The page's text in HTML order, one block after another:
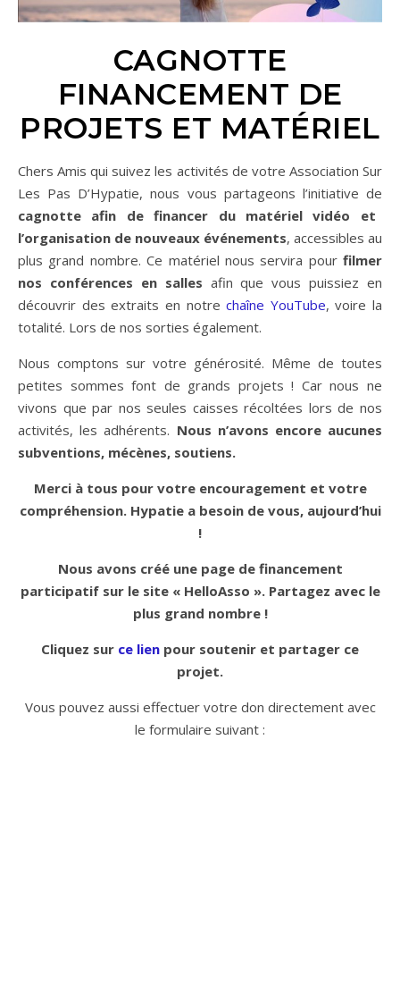
CAGNOTTE
FINANCEMENT DE
PROJETS ET MATÉRIEL
Chers Amis qui suivez les activités de votre Association Sur
Les Pas D’Hypatie, nous vous partageons l’initiative de
cagnotte afin de financer du matériel vidéo et
l’organisation de nouveaux événements, accessibles au
plus grand nombre. Ce matériel nous servira pour filmer
nos conférences en salles afin que vous puissiez en
découvrir des extraits en notrechaîne YouTube, voire la
totalité. Lors de nos sorties également.
Nous comptons sur votre générosité. Même de toutes
petites sommes font de grands projets ! Car nous ne
vivons que par nos seules caisses récoltées lors de nos
activités, les adhérents. Nous n’avons encore aucunes
subventions, mécènes, soutiens.
Merci à tous pour votre encouragement et votre
compréhension. Hypatie a besoin de vous, aujourd’hui
!
Nous avons créé une page de financement
participatif sur le site « HelloAsso ». Partagez avec le
plus grand nombre !
Cliquez sur ce lien pour soutenir et partager ce
projet.
Vous pouvez aussi effectuer votre don directement avec
le formulaire suivant :